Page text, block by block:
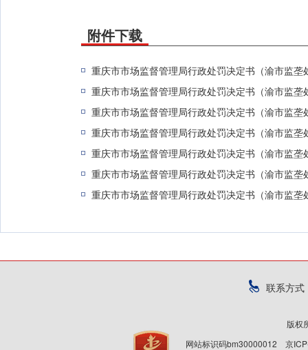
附件下载
重庆市市场监督管理局行政处罚决定书（渝市监
重庆市市场监督管理局行政处罚决定书（渝市监
重庆市市场监督管理局行政处罚决定书（渝市监
重庆市市场监督管理局行政处罚决定书（渝市监
重庆市市场监督管理局行政处罚决定书（渝市监
重庆市市场监督管理局行政处罚决定书（渝市监
重庆市市场监督管理局行政处罚决定书（渝市监
联系方式
版权
网站标识码bm30000012 京